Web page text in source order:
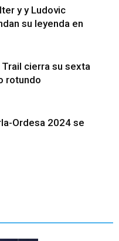
y y Ludovic
su leyenda en
cierra su sexta
rotundo
Ordesa 2024 se